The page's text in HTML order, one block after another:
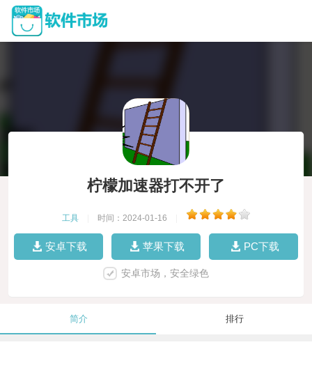
柠檬加速器打不开了
工具 时间：2024-01-16
安卓下载 苹果下载 PC下载
安卓市场，安全绿色
简介 排行